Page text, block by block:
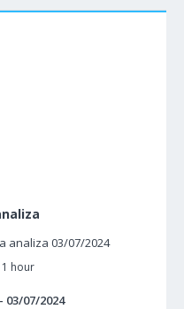
1 hour
03/07/2024